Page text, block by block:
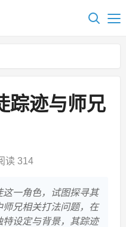
踪迹与师兄
读 314
一角色，试图探寻其
兄相关打法问题，在
设定与背景，其踪迹